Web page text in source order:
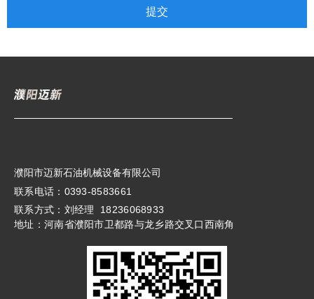
提交
濮阳市迈新石油机械设备有限公司
联系电话：0393-8583661
联系方式：刘经理 18236068933
地址：河南省濮阳市卫都路与龙乡路交叉口西南角